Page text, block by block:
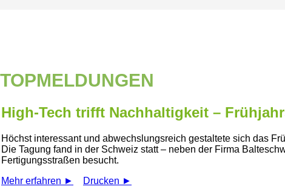
TOPMELDUNGEN
High-Tech trifft Nachhaltigkeit –
Höchst interessant und abwechslungsreich gestaltete sich das
Die Tagung fand in der Schweiz statt – neben der Firma
Fertigungsstraßen besucht.
Mehr erfahren ►
Drucken ►